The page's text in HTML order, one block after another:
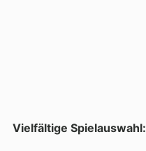
Vielfältige Spielauswahl: